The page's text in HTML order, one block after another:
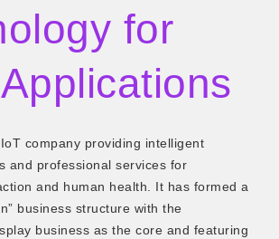
for
company providing intelligent
and professional services for
and human health. It has formed a
business structure with the
business as the core and featuring